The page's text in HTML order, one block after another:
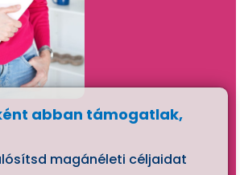
abban támogatlak,
magánéleti céljaidat
i